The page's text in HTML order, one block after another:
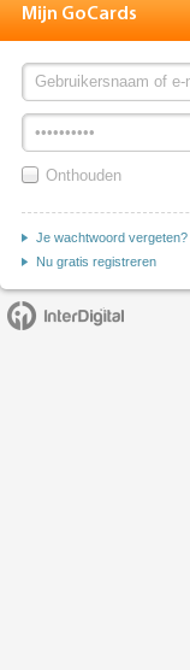
Mijn GoCards
Onthouden
Je wachtwoord vergeten?
Nu gratis registreren